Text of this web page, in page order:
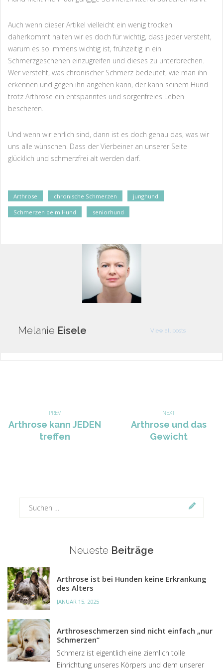
Auch wenn dieser Artikel vielleicht ein wenig trocken
daherkommt halten wir es doch für wichtig, dass jeder versteht,
warum es so immens wichtig ist, frühzeitig in ein
Schmerzgeschehen einzugreifen und dieses zu unterbrechen.
Wer versteht, was chronischer Schmerz bedeutet, wie man ihn
erkennen und gegen ihn angehen kann, der kann seinem Hund
trotz Arthrose ein entspanntes und sorgenfreies Leben
bescheren.
Und wenn wir ehrlich sind, dann ist es doch genau das, was wir
uns alle wünschen. Dass der Vierbeiner an unserer Seite
glücklich und schmerzfrei alt werden darf.
Tags
Arthrose chronische Schmerzen junghund
Schmerzen beim Hund seniorhund
Melanie Eisele View all posts
PREV
Previous
Arthrose kann JEDEN
treffen
NEXT
NextArthrose und das
Gewicht
Suchen
Neueste Beiträge
Arthrose ist bei Hunden keine Erkrankung
des Alters
JANUAR 15, 2025
Arthroseschmerzen sind nicht einfach „nur
Schmerzen“
Schmerz ist eigentlich eine ziemlich tolle
Einrichtung unseres Körpers und dem unserer